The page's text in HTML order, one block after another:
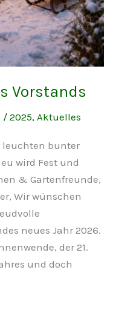
Vorstands
/ 2025, Aktuelles
leuchten bunter
wird Fest und
& Gartenfreunde,
Wir wünschen
neues Jahr 2026.
der 21.
und doch